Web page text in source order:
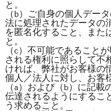
と。
（b）ご自身の個人デー
法に処理されたデータの
を匿名化すること、また
と。
（c）不可能であること
される権利に照らして不
ければ、弊社がお客様の
個人／法人に対し、お客
（a）および（b）に記
伝達されるようにするこ
う求めること。